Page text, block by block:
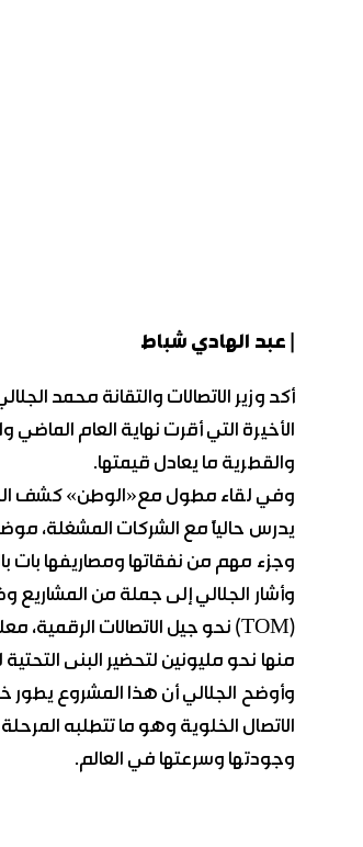
| عبد الهادي شباط
أكد وزير الاتصالات والتقانة محمد
والقطرية ما يعادل قيمتها.
وفي لقاء مطول مع«الوطن» كشف
يدرس حالياً مع الشركات المشغلة،
وجزء مهم من نفقاتها ومصاريفها بات
منها نحو مليونين لتحضير البنى
وأوضح الجلالي أن هذا المشروع يطور
الاتصال الخلوية وهو ما تتطلبه المرحلة
وجودتها وسرعتها في العالم.